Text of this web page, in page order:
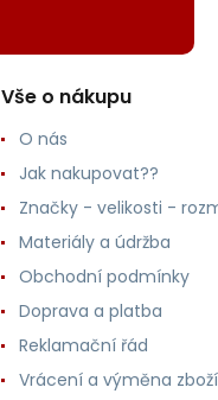
Vše o nákupu
O nás
Jak nakupovat??
Značky - velikosti -
Materiály a údržba
Obchodní podmínky
Doprava a platba
Reklamační řád
Vrácení a výměna zboží